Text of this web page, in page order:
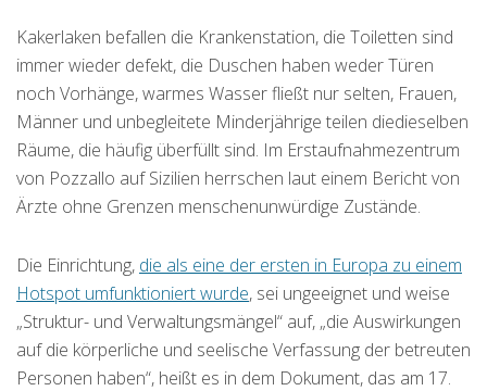
Kakerlaken befallen die Krankenstation, die Toiletten sind
immer wieder defekt, die Duschen haben weder Türen
noch Vorhänge, warmes Wasser fließt nur selten, Frauen,
Männer und unbegleitete Minderjährige teilen diedieselben
Räume, die häufig überfüllt sind. Im Erstaufnahmezentrum
von Pozzallo auf Sizilien herrschen laut einem Bericht von
Ärzte ohne Grenzen menschenunwürdige Zustände.
Die Einrichtung, die als eine der ersten in Europa zu einem
Hotspot umfunktioniert wurde, sei ungeeignet und weise
„Struktur- und Verwaltungsmängel“ auf, „die Auswirkungen
auf die körperliche und seelische Verfassung der betreuten
Personen haben“, heißt es in dem Dokument, das am 17.